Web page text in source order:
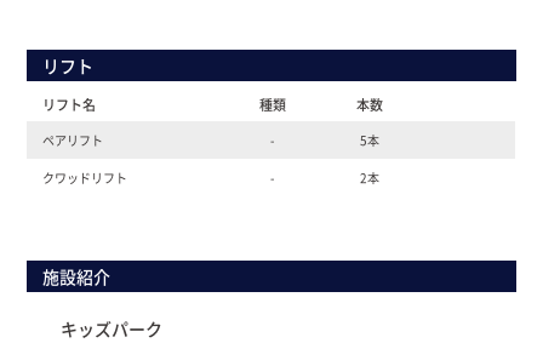
リフト
リフト名 種類 本数
ペアリフト - 5本
クワッドリフト - 2本
施設紹介
キッズパーク